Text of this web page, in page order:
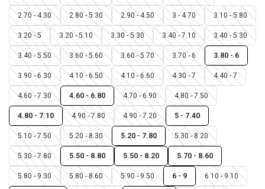
2.70 - 4.30 2.80 - 5.30 2.90 - 4.50 3 - 4.70 3.10 - 5.80
3.20 - 5 3.20 - 5.10 3.30 - 5.30 3.40 - 7.10 3.40 - 5.30
3.40 - 5.50 3.60 - 5.60 3.60 - 5.70 3.70 - 6 3.80 - 6
3.90 - 6.30 4.10 - 6.50 4.10 - 6.60 4.30 - 7 4.40 - 7
4.60 - 7.30 4.60 - 6.80 4.70 - 6.90 4.80 - 7.50
4.80 - 7.10 4.90 - 7.80 4.90 - 7.20 5 - 7.40
5.10 - 7.50 5.20 - 8.30 5.20 - 7.80 5.30 - 8.20
5.30 - 7.80 5.50 - 8.80 5.50 - 8.20 5.70 - 8.60
5.80 - 9.30 5.80 - 8.60 5.90 - 9.50 6 - 9 6.10 - 9.10